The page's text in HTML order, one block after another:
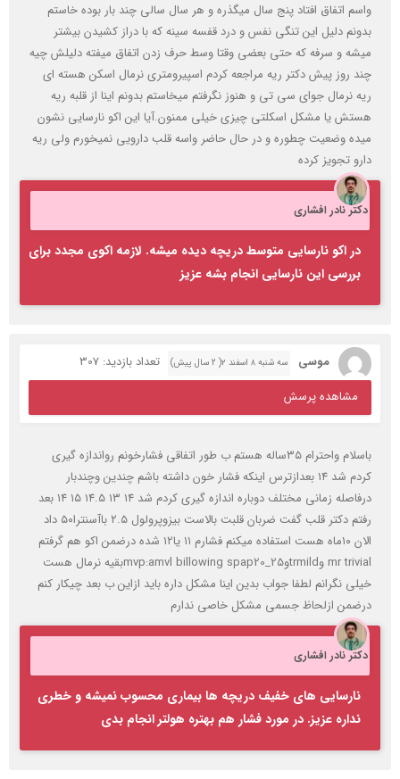
واسم اتفاق افتاد پنج سال میگذره و هر سال سالی چند بار بوده خاستم
بدونم دلیل این تنگی نفس و درد قفسه سینه که با دراز کشیدن بیشتر
میشه و سرفه که حتی بعضی وقتا وسط حرف زدن اتفاق میفته دلیلش چیه
چند روز پیش دکتر ریه مراجعه کردم اسپیرومتری نرمال اسکن هسته ای
ریه نرمال جوای سی تی و هنوز نگرفتم میخاستم بدونم اینا از قلبه ریه
هستش یا مشکل اسکلتی چیزی خیلی ممنون.آیا این اکو نارسایی نشون
میده وضعیت چطوره و در حال حاضر واسه قلب دارویی نمیخورم ولی ریه
دارو تجویز کرده
دکتر نادر افشاری
در اکو نارسایی متوسط دریچه دیده میشه. لازمه اکوی مجدد برای
بررسی این نارسایی انجام بشه عزیز
موسی سه شنبه ۸ اسفند ۲( 2 سال پیش)
تعداد بازدید: 307
مشاهده پرسش
باسلام واحترام ۳۵ساله هستم ب طور اتفاقی فشارخونم رواندازه گیری
کردم شد ۱۴ بعدازترس اینکه فشار خون داشته باشم چندین وچندبار
درفاصله زمانی مختلف دوباره اندازه گیری کردم شد ۱۴ ۱۳ ۱۴.۵ ۱۵ ۱۴ بعد
رفتم دکتر قلب گفت ضربان قلبت بالاست بیزوپرولول ۲.۵ باآسنترا۵۰ داد
الان ۱۰ماه هست استفاده میکنم فشارم ۱۱ یا۱۲ شده درضمن اکو هم گرفتم
mr trivial وtrmildوmvp:amvl billowing spap20_25بقیه نرمال هست
خیلی نگرانم لطفا جواب بدین اینا مشکل داره باید ازاین ب بعد چیکار کنم
درضمن ازلحاظ جسمی مشکل خاصی ندارم
دکتر نادر افشاری
نارسایی های خفیف دریچه ها بیماری محسوب نمیشه و خطری
نداره عزیز. در مورد فشار هم بهتره هولتر انجام بدی